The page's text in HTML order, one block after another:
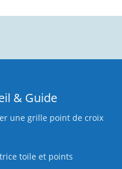
& Guide
une grille point de croix
toile et points